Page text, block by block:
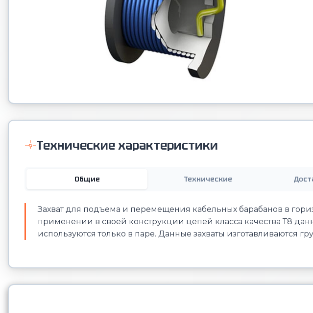
Технические характеристики
Общие Технические
Захват для подъема и перемещения кабельных барабанов в
применении в своей конструкции цепей класса качества Т8
используются только в паре. Данные захваты изготавливаются